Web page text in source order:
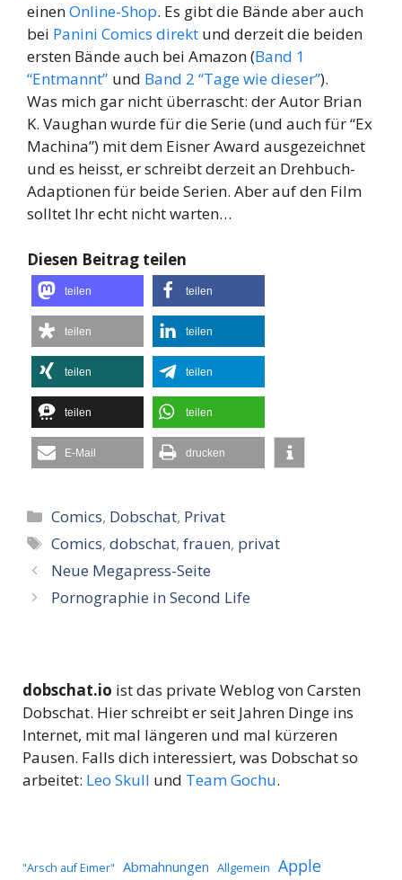
einenOnline-Shop. Es gibt die Bände aber auch
bei Panini Comics direkt und derzeit die beiden
ersten Bände auch bei Amazon (Band 1
“Entmannt” und Band 2 “Tage wie dieser”).
Was mich gar nicht überrascht: der Autor Brian
K. Vaughan wurde für die Serie (und auch für “Ex
Machina”) mit dem Eisner Award ausgezeichnet
und es heisst, er schreibt derzeit an Drehbuch-
Adaptionen für beide Serien. Aber auf den Film
solltet Ihr echt nicht warten…
Diesen Beitrag teilen
teilen teilen
teilen teilen
teilen teilen
teilen teilen
E-Mail drucken
Kategorien
Comics, Dobschat, Privat
Schlagwörter
Comics,dobschat,frauen, privat
Neue Megapress-Seite
Pornographie in Second Life
dobschat.io ist das private Weblog von Carsten
Dobschat. Hier schreibt er seit Jahren Dinge ins
Internet, mit mal längeren und mal kürzeren
Pausen. Falls dich interessiert, was Dobschat so
arbeitet: Leo Skull und Team Gochu.
"Arsch auf Eimer" Abmahnungen Allgemein Apple